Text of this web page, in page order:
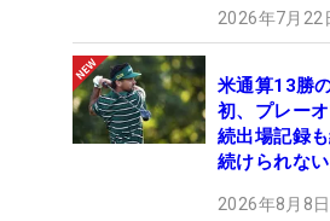
2026年7月22
米通算13勝
初、プレー
続出場記録
続けられない
2026年8月8